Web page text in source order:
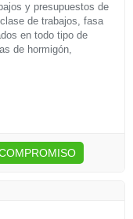
y presupuestos de
de trabajos, fasa
en todo tipo de
de hormigón,